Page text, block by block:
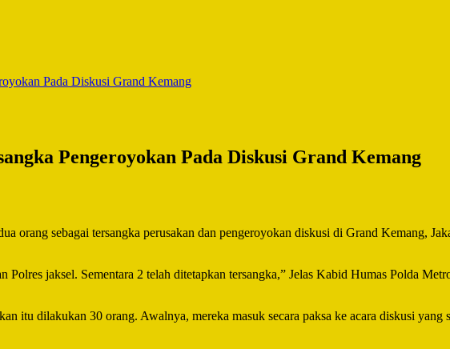
Pada Diskusi Grand Kemang
Pengeroyokan Pada Diskusi Grand Kemang
orang sebagai tersangka perusakan dan pengeroyokan diskusi di Grand Kemang,
Polres jaksel. Sementara 2 telah ditetapkan tersangka,” Jelas Kabid Humas Polda
itu dilakukan 30 orang. Awalnya, mereka masuk secara paksa ke acara diskusi